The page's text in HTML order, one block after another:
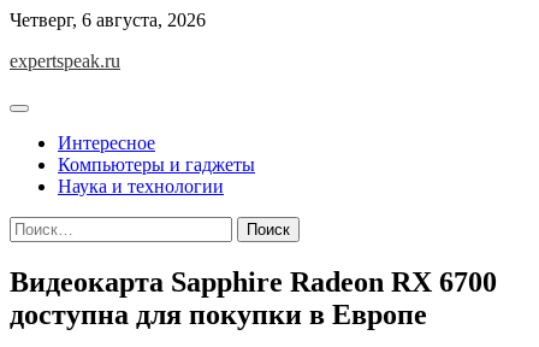
Skip
content
Четверг, 6 августа, 2026
expertspeak.ru
Интересное
Компьютеры и гаджеты
Наука и технологии
Найти:
Видеокарта Sapphire Radeon RX 6700
доступна для покупки в Европе